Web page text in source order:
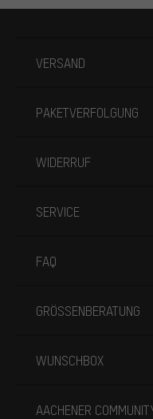
VERSAND
PAKETVERFOLGUNG
WIDERRUF
SERVICE
FAQ
GRÖSSENBERATUNG
WUNSCHBOX
AACHENER